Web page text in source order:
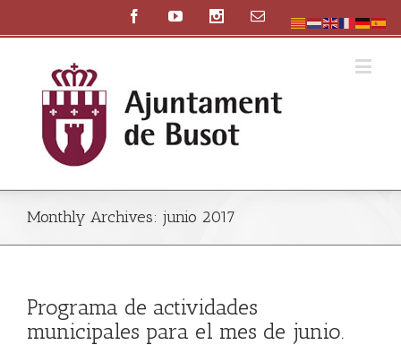
Monthly Archives: junio 2017
Programa de actividades
municipales para el mes de junio.